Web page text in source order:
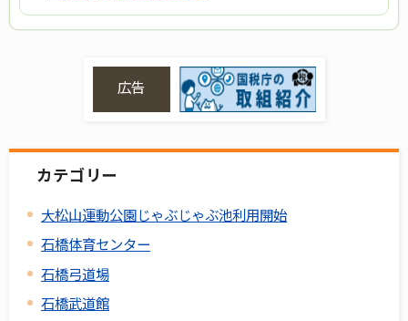
広告
カテゴリー
大松山運動公園じゃぶじゃぶ池利用開始
石橋体育センター
石橋弓道場
石橋武道館